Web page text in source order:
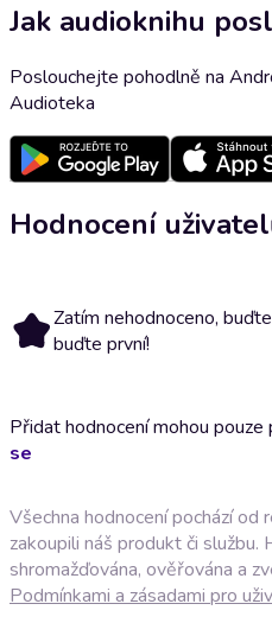
Jak audioknihu
Poslouchejte pohodlně na
Audioteka
Hodnocení
Zatím nehodnoceno,
buďte první!
Přidat hodnocení mohou pouze
se
Všechna hodnocení pochází
zakoupili náš produkt či službu.
shromažďována, ověřována a
Podmínkami a zásadami pro